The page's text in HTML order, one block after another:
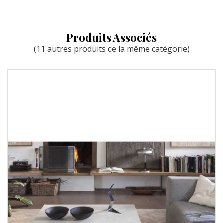
Produits Associés
(11 autres produits de la même catégorie)